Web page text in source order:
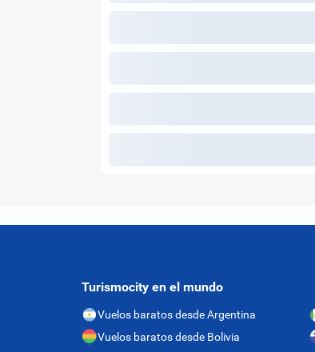
Turismocity en el mundo
Vuelos baratos desde Argentina
Vuelos baratos desde Bolivia